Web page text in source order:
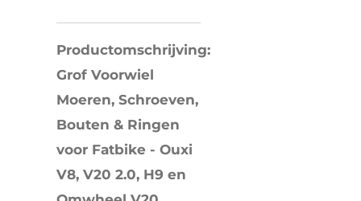
Productomschrijving:
Grof Voorwiel
Moeren, Schroeven,
Bouten & Ringen
voor Fatbike - Ouxi
V8, V20 2.0, H9 en